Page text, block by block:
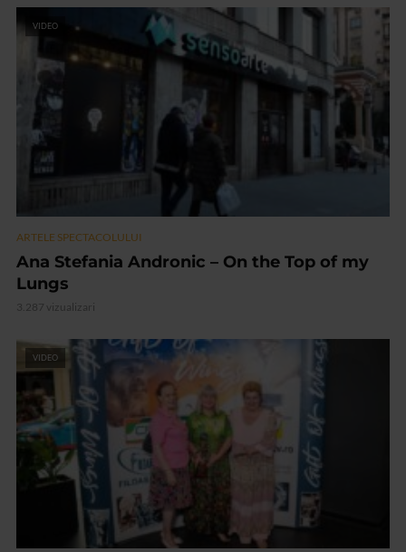
VIDEO
ARTELE SPECTACOLULUI
Ana Stefania Andronic – On the Top of my
Lungs
3.287 vizualizari
VIDEO